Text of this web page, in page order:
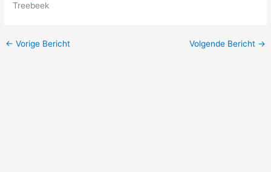
Treebeek
← Vorige Bericht Volgende Bericht →